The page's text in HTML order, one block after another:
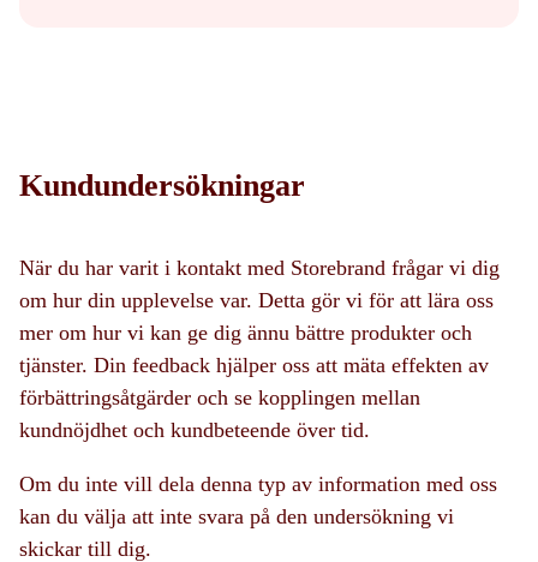
Kundundersökningar
När du har varit i kontakt med Storebrand frågar vi dig
om hur din upplevelse var. Detta gör vi för att lära oss
mer om hur vi kan ge dig ännu bättre produkter och
tjänster. Din feedback hjälper oss att mäta effekten av
förbättringsåtgärder och se kopplingen mellan
kundnöjdhet och kundbeteende över tid.
Om du inte vill dela denna typ av information med oss
kan du välja att inte svara på den undersökning vi
skickar till dig.